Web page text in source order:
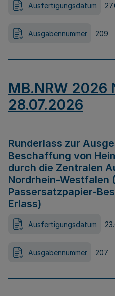
Ausfertigungsdatum
Ausgabennummer 209
MB.NRW 2026
28.07.2026
Runderlass zur
Beschaffung von
durch die Zentralen
Nordrhein-Westfalen
Passersatzpapier-
Erlass)
Ausfertigungsdatum
Ausgabennummer 207